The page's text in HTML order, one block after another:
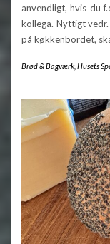
anvendligt, hvis du
kollega. Nyttigt
på køkkenbordet,
Brød & Bagværk Husets